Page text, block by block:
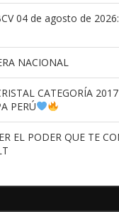
04 de agosto de
NACIONAL
CATEGORÍA
PERÚ
EL PODER QUE TE